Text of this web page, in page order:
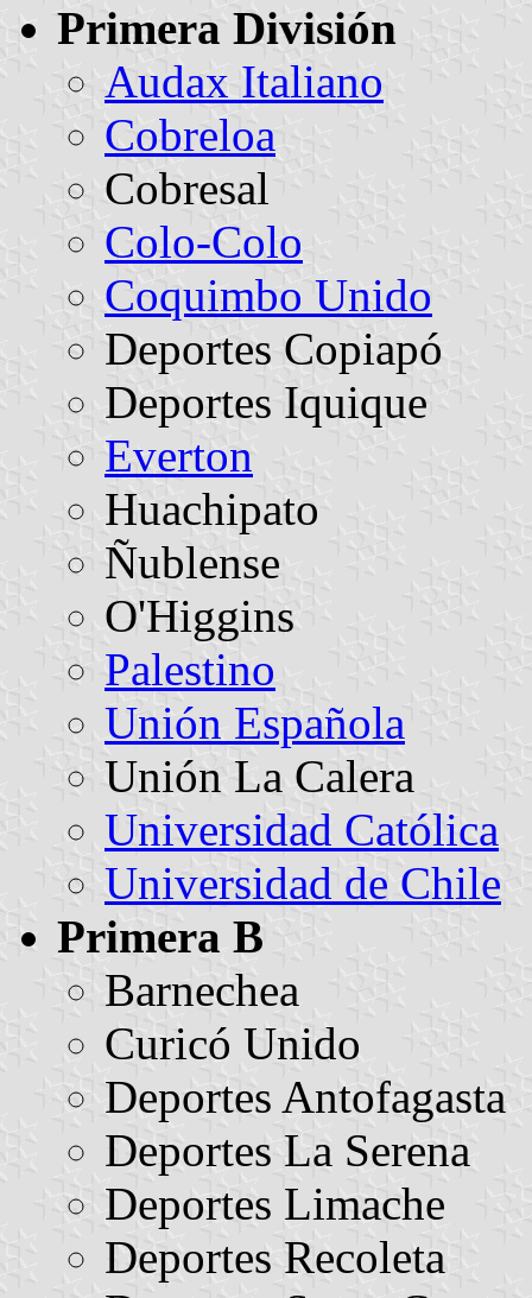
Primera División
Audax Italiano
Cobreloa
Cobresal
Colo-Colo
Coquimbo Unido
Deportes Copiapó
Deportes Iquique
Everton
Huachipato
Ñublense
O'Higgins
Palestino
Unión Española
Unión La Calera
Universidad Católica
Universidad de Chile
Primera B
Barnechea
Curicó Unido
Deportes Antofagasta
Deportes La Serena
Deportes Limache
Deportes Recoleta